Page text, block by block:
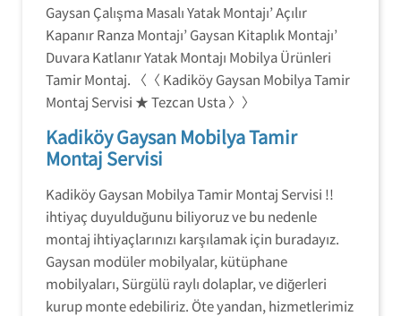
Gaysan Çalışma Masalı Yatak Montajı’ Açılır
Kapanır Ranza Montajı’ Gaysan Kitaplık Montajı’
Duvara Katlanır Yatak Montajı Mobilya Ürünleri
Tamir Montaj. 〈〈 Kadiköy Gaysan Mobilya Tamir
Montaj Servisi ★ Tezcan Usta 〉〉
Kadiköy Gaysan Mobilya Tamir
Montaj Servisi
Kadiköy Gaysan Mobilya Tamir Montaj Servisi !!
ihtiyaç duyulduğunu biliyoruz ve bu nedenle
montaj ihtiyaçlarınızı karşılamak için buradayız.
Gaysan modüler mobilyalar, kütüphane
mobilyaları, Sürgülü raylı dolaplar, ve diğerleri
kurup monte edebiliriz. Öte yandan, hizmetlerimiz